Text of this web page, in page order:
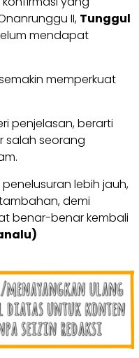
II, Tunggul
mendapat
memperkuat
penjelasan, berarti
salah seorang
lebih jauh,
demi
benar-benar kembali